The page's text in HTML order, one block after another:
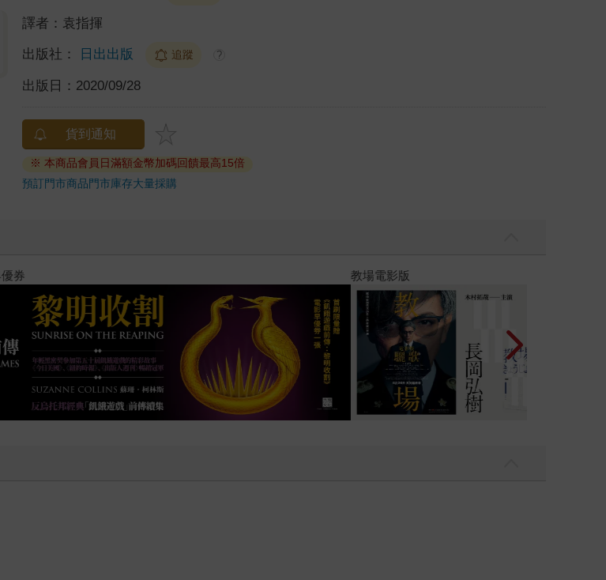
譯者： 袁指揮
出版社： 日出出版 追蹤 ?
出版日： 2020/09/28
貨到通知
※ 本商品會員日滿額金幣加碼回饋最高15倍
預訂門市商品門市庫存大量採購